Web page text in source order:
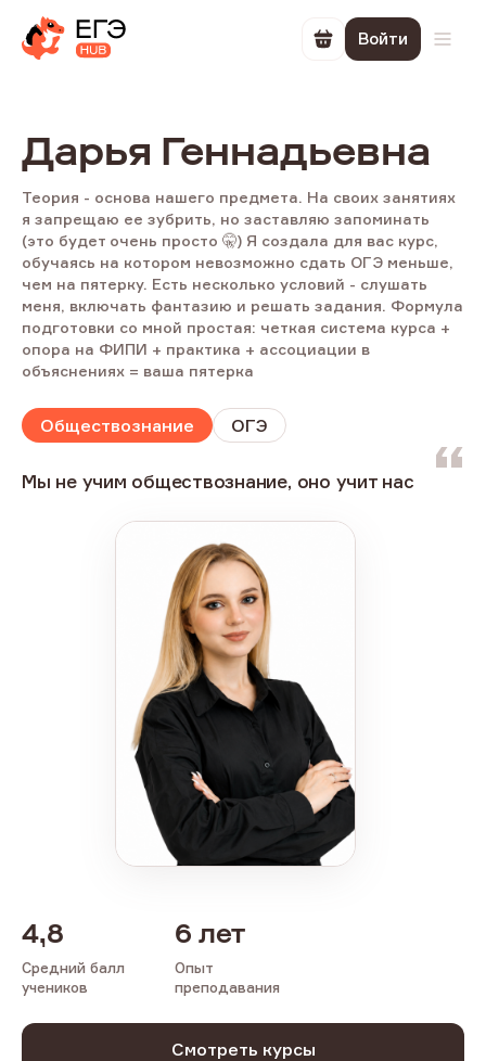
Перейти в
Войти
Дарья Геннадьевна
Теория - основа нашего предмета. На своих занятиях
я запрещаю ее зубрить, но заставляю запоминать
(это будет очень просто 🤫) Я создала для вас курс,
обучаясь на котором невозможно сдать ОГЭ меньше,
чем на пятерку. Есть несколько условий - слушать
меня, включать фантазию и решать задания. Формула
подготовки со мной простая: четкая система курса +
опора на ФИПИ + практика + ассоциации в
объяснениях = ваша пятерка
Обществознание ОГЭ
Мы не учим обществознание, оно учит нас
4,8
Средний балл
учеников
6 лет
Опыт
преподавания
Смотреть курсы